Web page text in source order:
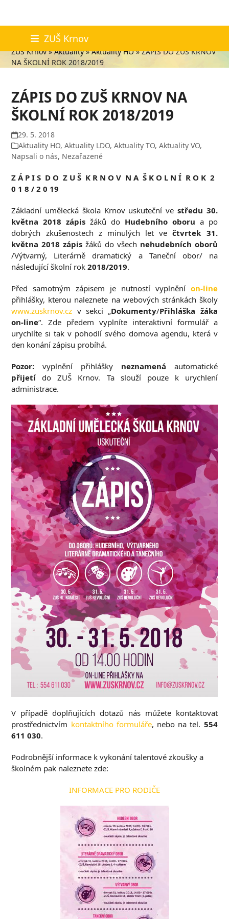
content
ZUŠ Krnov
Aktuality
ZUŠ Krnov»Aktuality»Aktuality HO»ZÁPIS DO ZUŠ KRNOV
NA ŠKOLNÍ ROK 2018/2019
ZÁPIS DO ZUŠ KRNOV NA
ŠKOLNÍ ROK 2018/2019
29. 5. 2018
Aktuality HO,Aktuality LDO,Aktuality TO,Aktuality VO,
Napsali o nás, Nezařazené
Z Á P I S D O Z U Š K R N O V N A Š K O L N Í R O K 2
0 1 8 / 2 0 19
Základní umělecká škola Krnov uskuteční ve středu 30.
května 2018 zápis žáků do Hudebního oboru a po
dobrých zkušenostech z minulých let večtvrtek 31.
května 2018 zápis žáků do všech nehudebních oborů
/Výtvarný, Literárně dramatický a Taneční obor/ na
následující školní rok2018/2019.
Před samotným zápisem je nutností vyplnění on-line
přihlášky, kterou naleznete na webových stránkách školy
www.zuskrnov.cz v sekci „Dokumenty/Přihláška žáka
on-line“. Zde předem vyplníte interaktivní formulář a
urychlíte si tak v pohodlí svého domova agendu, která v
den konání zápisu probíhá.
Pozor:vyplnění přihlášky neznamená automatické
přijetí do ZUŠ Krnov. Ta slouží pouze k urychlení
administrace.
V případě doplňujících dotazů nás můžete kontaktovat
prostřednictvím kontaktního formuláře, nebo na tel. 554
611 030.
Podrobnější informace k vykonání talentové zkoušky a
školném pak naleznete zde:
INFORMACE PRO RODIČE